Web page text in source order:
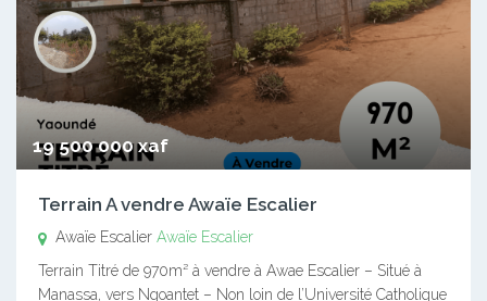
19 500 000 xaf
Terrain A vendre Awaïe Escalier
Awaïe Escalier Awaïe Escalier
Terrain Titré de 970m² à vendre à Awae Escalier – Situé à
Manassa, vers Ngoantet – Non loin de l’Université Catholique